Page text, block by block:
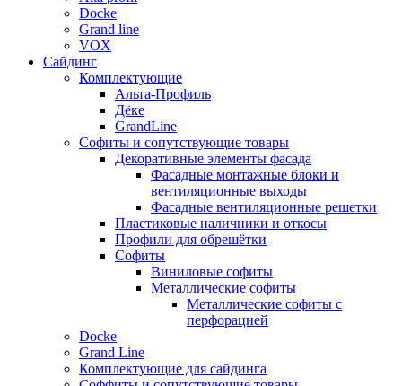
Docke
Grand line
VOX
Сайдинг
Комплектующие
Альта-Профиль
Дёке
GrandLine
Софиты и сопутствующие товары
Декоративные элементы фасада
Фасадные монтажные блоки и
вентиляционные выходы
Фасадные вентиляционные решетки
Пластиковые наличники и откосы
Профили для обрешётки
Софиты
Виниловые софиты
Металлические софиты
Металлические софиты с
перфорацией
Docke
Grand Line
Комплектующие для сайдинга